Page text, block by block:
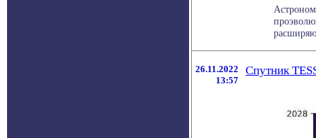
26.11.2022
13:57
Спутник